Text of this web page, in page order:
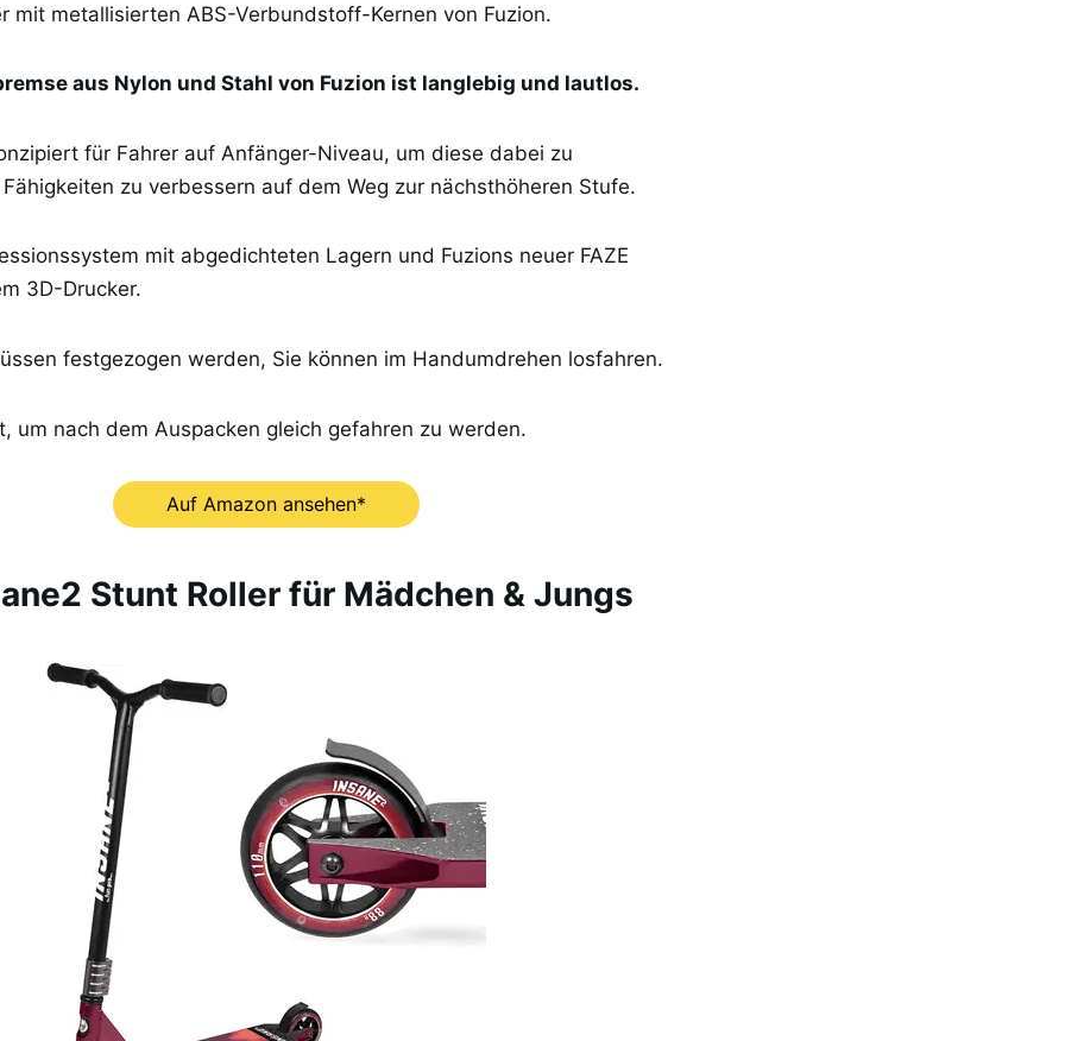
mit metallisierten ABS-Verbundstoff-Kernen von Fuzion.
aus Nylon und Stahl von Fuzion ist langlebig und lautlos.
für Fahrer auf Anfänger-Niveau, um diese dabei zu
zu verbessern auf dem Weg zur nächsthöheren Stufe.
mit abgedichteten Lagern und Fuzions neuer FAZE
3D-Drucker.
festgezogen werden, Sie können im Handumdrehen losfahren.
um nach dem Auspacken gleich gefahren zu werden.
Auf Amazon ansehen*
Stunt Roller für Mädchen & Jungs